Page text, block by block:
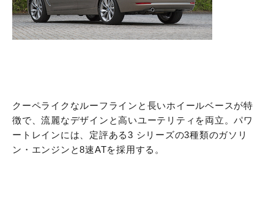
クーペライクなルーフラインと長いホイールベースが特
徴で、流麗なデザインと高いユーテリティを両立。パワ
ートレインには、定評ある3 シリーズの3種類のガソリ
ン・エンジンと8速ATを採用する。